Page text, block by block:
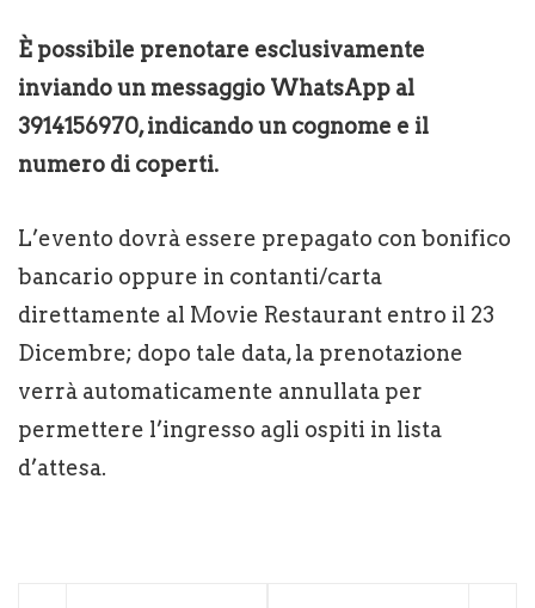
È possibile prenotare esclusivamente
inviando un messaggio WhatsApp al
3914156970, indicando un cognome e il
numero di coperti.
L’evento dovrà essere prepagato con bonifico
bancario oppure in contanti/carta
direttamente al Movie Restaurant entro il 23
Dicembre; dopo tale data, la prenotazione
verrà automaticamente annullata per
permettere l’ingresso agli ospiti in lista
d’attesa.